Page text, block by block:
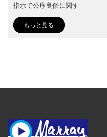
指示で公序良俗に関す
もっと見る